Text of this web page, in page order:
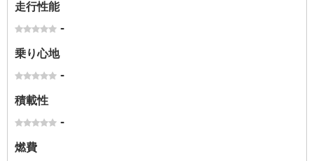
走行性能
-
乗り心地
-
積載性
-
燃費